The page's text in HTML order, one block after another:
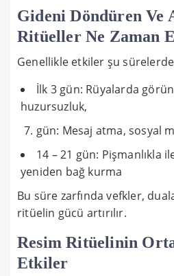
Gideni Döndüren Ve
Ritüeller Ne Zaman
Genellikle etkiler şu
İlk 3 gün: Rüyalarda
huzursuzluk,
gün: Mesaj atma, sosyal
14 – 21 gün: Pişmanlıkla
yeniden bağ kurma
Bu süre zarfında vefkler,
ritüelin gücü artırılır.
Resim Ritüelinin
Etkiler